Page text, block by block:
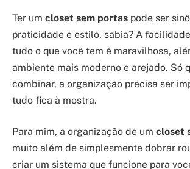
Ter um closet sem portas pode ser
praticidade e estilo, sabia? A
tudo o que você tem é maravilhosa,
ambiente mais moderno e arejado. Só
combinar, a organização precisa ser
tudo fica à mostra.
Para mim, a organização de um closet
muito além de simplesmente dobrar
criar um sistema que funcione para